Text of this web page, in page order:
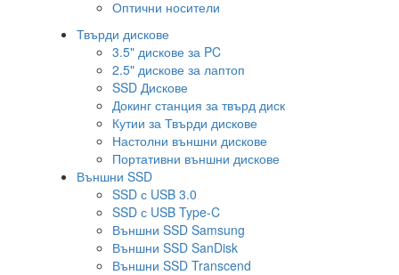
Оптични носители
Твърди дискове
3.5" дискове за PC
2.5" дискове за лаптоп
SSD Дискове
Докинг станция за твърд диск
Кутии за Твърди дискове
Настолни външни дискове
Портативни външни дискове
Външни SSD
SSD с USB 3.0
SSD с USB Type-C
Външни SSD Samsung
Външни SSD SanDisk
Външни SSD Transcend